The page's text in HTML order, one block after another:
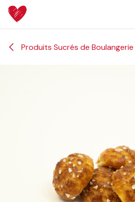
Se rendre au contenu
Produits Sucrés de Boulangerie